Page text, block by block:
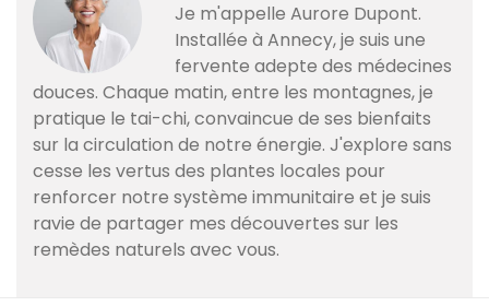
Je m'appelle Aurore Dupont.
Installée à Annecy, je suis une
fervente adepte des médecines
douces. Chaque matin, entre les montagnes, je
pratique le tai-chi, convaincue de ses bienfaits
sur la circulation de notre énergie. J'explore sans
cesse les vertus des plantes locales pour
renforcer notre système immunitaire et je suis
ravie de partager mes découvertes sur les
remèdes naturels avec vous.